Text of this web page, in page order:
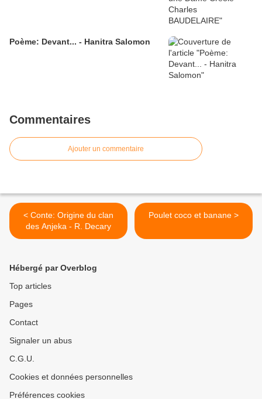
Poème: Devant... - Hanitra Salomon
Commentaires
Ajouter un commentaire
< Conte: Origine du clan
des Anjeka - R. Decary
Poulet coco et banane >
Hébergé par Overblog
Top articles
Pages
Contact
Signaler un abus
C.G.U.
Cookies et données personnelles
Préférences cookies